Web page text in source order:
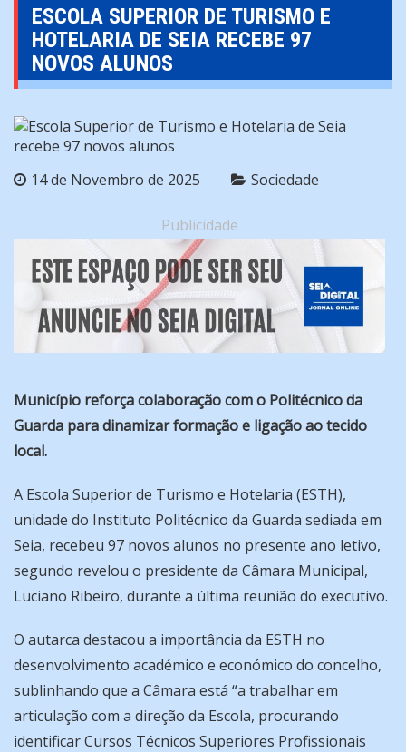
ESCOLA SUPERIOR DE TURISMO E
HOTELARIA DE SEIA RECEBE 97
NOVOS ALUNOS
14 de Novembro de 2025 Sociedade
Publicidade
Município reforça colaboração com o Politécnico da
Guarda para dinamizar formação e ligação ao tecido
local.
A Escola Superior de Turismo e Hotelaria (ESTH),
unidade do Instituto Politécnico da Guarda sediada em
Seia, recebeu 97 novos alunos no presente ano letivo,
segundo revelou o presidente da Câmara Municipal,
Luciano Ribeiro, durante a última reunião do executivo.
O autarca destacou a importância da ESTH no
desenvolvimento académico e económico do concelho,
sublinhando que a Câmara está “a trabalhar em
articulação com a direção da Escola, procurando
identificar Cursos Técnicos Superiores Profissionais